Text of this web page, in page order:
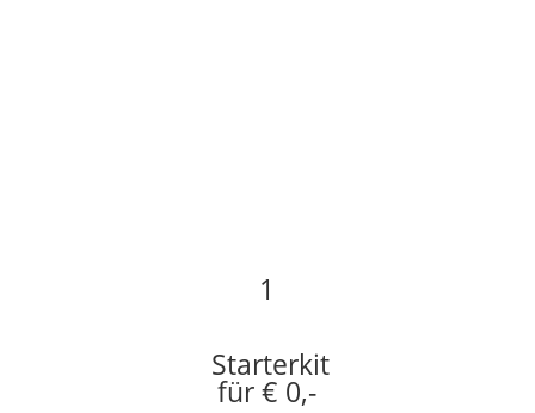
1
Starterkit
für € 0,-